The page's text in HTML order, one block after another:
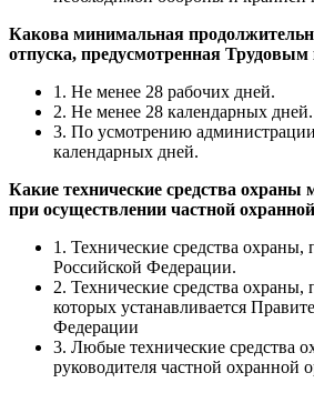
Какова минимальная
отпуска, предусмотренная
1. Не менее 28 рабочих дней.
2. Не менее 28 календарных дней.
3. По усмотрению
календарных дней.
Какие технические средства охраны
при осуществлении частной
1. Технические средства охраны,
Российской Федерации.
2. Технические средства охраны,
которых устанавливается
Федерации
3. Любые технические средства
руководителя частной охранной